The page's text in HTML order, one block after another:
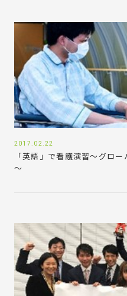
2017.02.22
「英語」で看護演習～グロ
～